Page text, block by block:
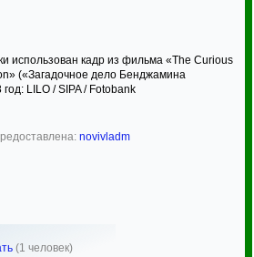
использован кадр из фильма «The Curious
(«Загадочное дело Бенджамина
LILO / SIPA / Fotobank
novivladm
(1 человек)